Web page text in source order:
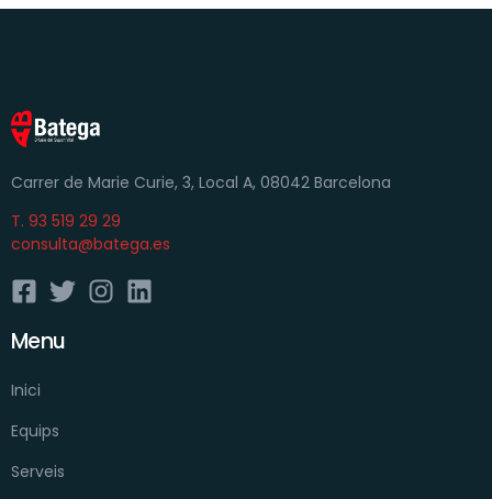
Carrer de Marie Curie, 3, Local A, 08042 Barcelona
T. 93 519 29 29
consulta@batega.es
Menu
Inici
Equips
Serveis